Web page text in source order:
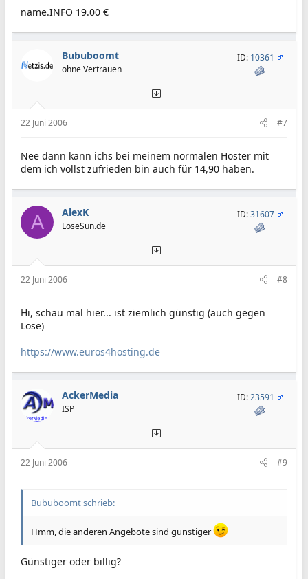
name.INFO 19.00 €
Bububoomt
ohne Vertrauen
ID: 10361
22 Juni 2006 #7
Nee dann kann ichs bei meinem normalen Hoster mit
dem ich vollst zufrieden bin auch für 14,90 haben.
A AlexK
LoseSun.de
ID:31607
22 Juni 2006 #8
Hi, schau mal hier... ist ziemlich günstig (auch gegen
Lose)
https://www.euros4hosting.de
AckerMedia
ISP
ID:23591
22 Juni 2006 #9
Bububoomt schrieb:
Hmm, die anderen Angebote sind günstiger
Günstiger oder billig?